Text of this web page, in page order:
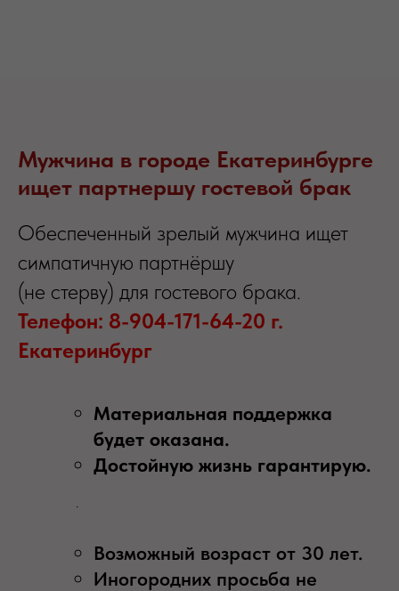
Мужчина в городе Екатеринбурге
ищет партнершу гостевой брак
Обеспеченный зрелый мужчина ищет
симпатичную партнёршу
(не стерву) для гостевого брака.
Телефон: 8-904-171-64-20 г.
Екатеринбург
Материальная поддержка
будет оказана.
Достойную жизнь гарантирую.
Возможный возраст от 30 лет.
Иногородних просьба не